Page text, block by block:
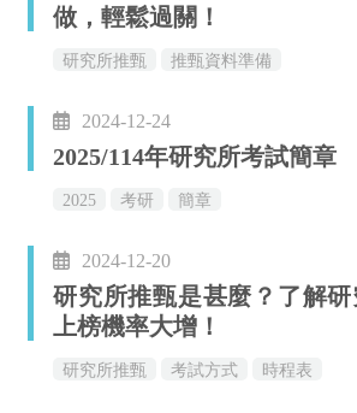
做，輕鬆過關！
研究所推甄 推甄資料準備
2024-12-24
2025/114年研究所考試簡章
2025 考研 簡章
2024-12-20
研究所推甄是甚麼？了解
上榜機率大增！
研究所推甄 考試方式 時程表